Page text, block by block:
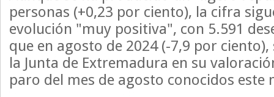
personas (+0,23 por ciento), la cifra
evolución "muy positiva", con 5.591
que en agosto de 2024 (-7,9 por
la Junta de Extremadura en su
paro del mes de agosto conocidos este